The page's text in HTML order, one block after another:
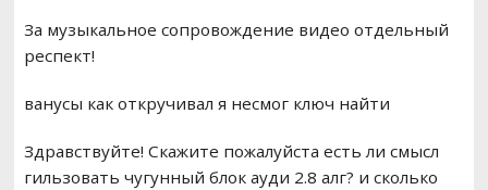
За музыкальное сопровождение видео отдельный
респект!
ванусы как откручивал я несмог ключ найти
Здравствуйте! Скажите пожалуйста есть ли смысл
гильзовать чугунный блок ауди 2.8 алг? и сколько